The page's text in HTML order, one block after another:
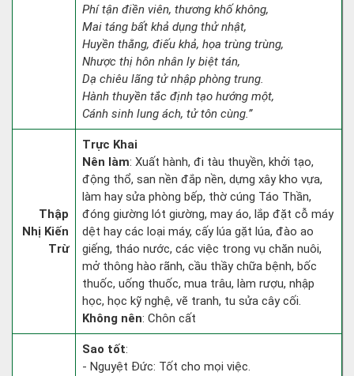
Phí tận điền viên, thương khố không,
Mai táng bất khả dụng thử nhật,
Huyền thằng, điếu khả, họa trùng trùng,
Nhược thị hôn nhân ly biệt tán,
Dạ chiêu lãng tử nhập phòng trung.
Hành thuyền tắc định tạo hướng một,
Cánh sinh lung ách, tử tôn cùng.”
Thập
Nhị Kiến
Trừ
Trực Khai
Nên làm: Xuất hành, đi tàu thuyền, khởi tạo,
động thổ, san nền đắp nền, dựng xây kho vựa,
làm hay sửa phòng bếp, thờ cúng Táo Thần,
đóng giường lót giường, may áo, lắp đặt cỗ máy
dệt hay các loại máy, cấy lúa gặt lúa, đào ao
giếng, tháo nước, các việc trong vụ chăn nuôi,
mở thông hào rãnh, cầu thầy chữa bệnh, bốc
thuốc, uống thuốc, mua trâu, làm rượu, nhập
học, học kỹ nghệ, vẽ tranh, tu sửa cây cối.
Không nên: Chôn cất
Sao tốt:
- Nguyệt Đức: Tốt cho mọi việc.